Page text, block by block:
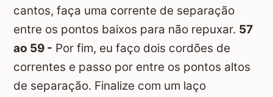
cantos, faça uma corrente de separação
entre os pontos baixos para não repuxar. 57
ao 59 - Por fim, eu faço dois cordões de
correntes e passo por entre os pontos altos
de separação. Finalize com um laço